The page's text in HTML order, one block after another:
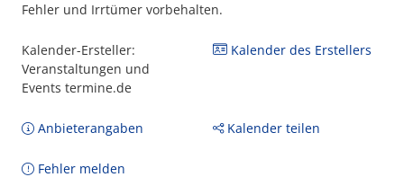
Fehler und Irrtümer vorbehalten.
Kalender-Ersteller:
Veranstaltungen und
Events termine.de
Kalender des Erstellers
Anbieterangaben Kalender teilen
Fehler melden